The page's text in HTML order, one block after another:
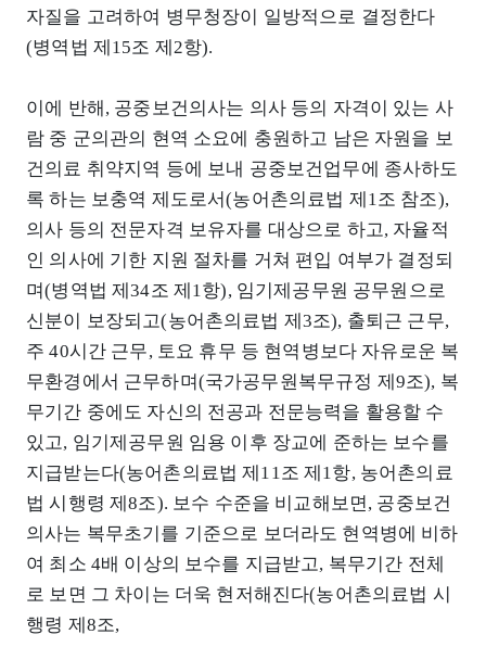
자질을 고려하여 병무청장이 일방적으로 결정한다
(병역법 제15조 제2항).
이에 반해, 공중보건의사는 의사 등의 자격이 있는 사
람 중 군의관의 현역 소요에 충원하고 남은 자원을 보
건의료 취약지역 등에 보내 공중보건업무에 종사하도
록 하는 보충역 제도로서(농어촌의료법 제1조 참조),
의사 등의 전문자격 보유자를 대상으로 하고, 자율적
인 의사에 기한 지원 절차를 거쳐 편입 여부가 결정되
며(병역법 제34조 제1항), 임기제공무원 공무원으로
신분이 보장되고(농어촌의료법 제3조), 출퇴근 근무,
주 40시간 근무, 토요 휴무 등 현역병보다 자유로운 복
무환경에서 근무하며(국가공무원복무규정 제9조), 복
무기간 중에도 자신의 전공과 전문능력을 활용할 수
있고, 임기제공무원 임용 이후 장교에 준하는 보수를
지급받는다(농어촌의료법 제11조 제1항, 농어촌의료
법 시행령 제8조). 보수 수준을 비교해보면, 공중보건
의사는 복무초기를 기준으로 보더라도 현역병에 비하
여 최소 4배 이상의 보수를 지급받고, 복무기간 전체
로 보면 그 차이는 더욱 현저해진다(농어촌의료법 시
행령 제8조,